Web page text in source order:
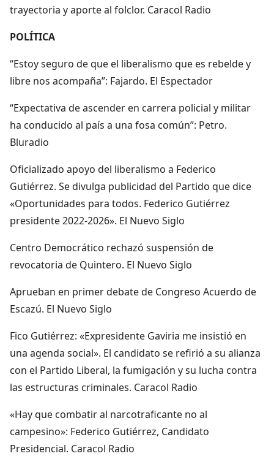
trayectoria y aporte al folclor. Caracol Radio
POLÍTICA
“Estoy seguro de que el liberalismo que es rebelde y
libre nos acompaña”: Fajardo. El Espectador
“Expectativa de ascender en carrera policial y militar
ha conducido al país a una fosa común”: Petro.
Bluradio
Oficializado apoyo del liberalismo a Federico
Gutiérrez. Se divulga publicidad del Partido que dice
«Oportunidades para todos. Federico Gutiérrez
presidente 2022-2026». El Nuevo Siglo
Centro Democrático rechazó suspensión de
revocatoria de Quintero. El Nuevo Siglo
Aprueban en primer debate de Congreso Acuerdo de
Escazú. El Nuevo Siglo
Fico Gutiérrez: «Expresidente Gaviria me insistió en
una agenda social». El candidato se refirió a su alianza
con el Partido Liberal, la fumigación y su lucha contra
las estructuras criminales. Caracol Radio
«Hay que combatir al narcotraficante no al
campesino»: Federico Gutiérrez, Candidato
Presidencial. Caracol Radio